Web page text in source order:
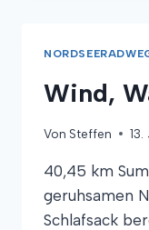
Wind,
Von Steffen 13.
40,45 km
geruhsamen
Schlafsack